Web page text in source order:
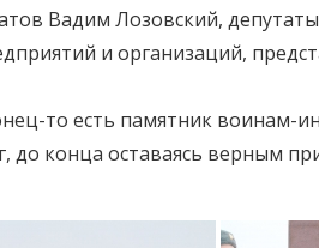
Вадим Лозовский,
и организаций,
то есть памятник воинам-
конца оставаясь верным